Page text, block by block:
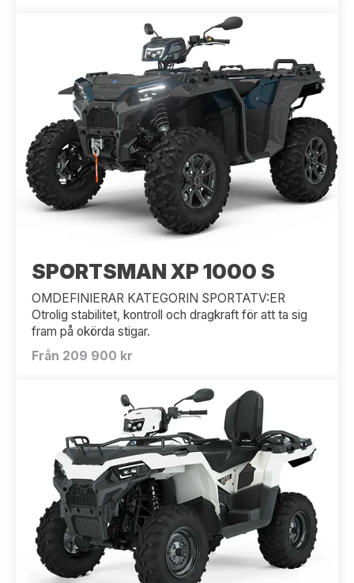
SPORTSMAN XP 1000 S
OMDEFINIERAR KATEGORIN SPORTATV:ER
Otrolig stabilitet, kontroll och dragkraft för att ta sig
fram på okörda stigar.
Från 209 900 kr